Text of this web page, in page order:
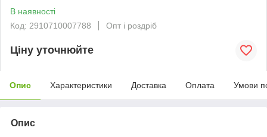
В наявності
Код: 2910710007788
Опт і роздріб
Ціну уточнюйте
Опис Характеристики Доставка Оплата Умови
Опис